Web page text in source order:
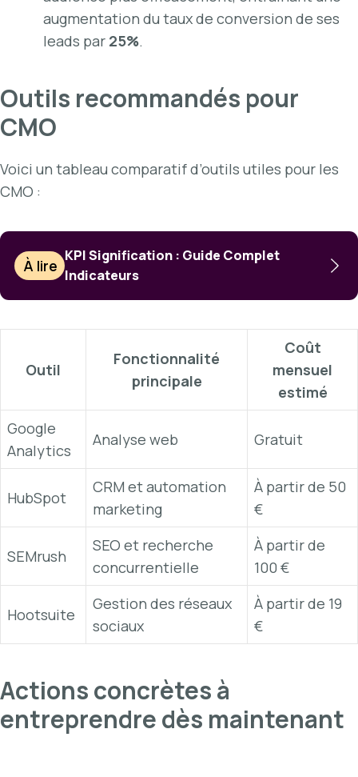
augmentation du taux de conversion de ses
leads par 25%.
Outils recommandés pour
CMO
Voici un tableau comparatif d’outils utiles pour les
CMO :
À lire
KPI Signification : Guide Complet
Indicateurs
Outil
Fonctionnalité
principale
Coût
mensuel
estimé
Google
Analytics
Analyse web Gratuit
HubSpot
CRM et automation
marketing
À partir de 50
€
SEMrush
SEO et recherche
concurrentielle
À partir de
100 €
Hootsuite
Gestion des réseaux
sociaux
À partir de 19
€
Actions concrètes à
entreprendre dès maintenant